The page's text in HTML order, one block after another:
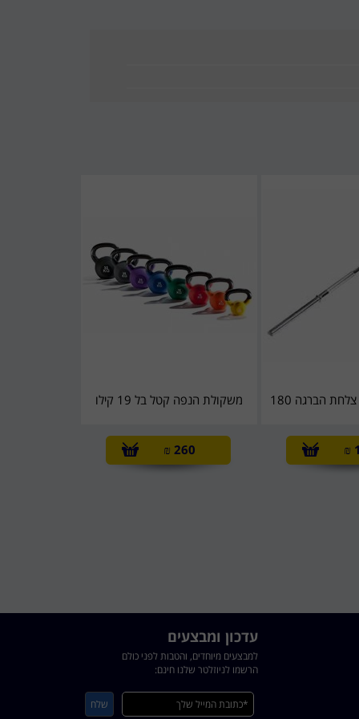
הברגה 180
₪
משקולת הנפה קטל בל 19 קילו
260
₪
עדכון ומבצעים
למבצעים מיוחדים, והטבות לפני כולם
הרשמו לניוזלטר שלנו חינם: